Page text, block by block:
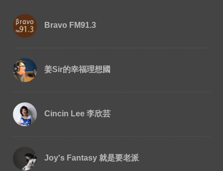
Bravo FM91.3
姜Sir的幸福理想國
Cincin Lee 李欣芸
Joy's Fantasy 就是要老派